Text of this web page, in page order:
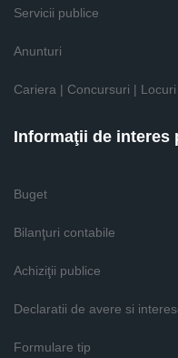
Servicii publice
Anunturi
Cariera | Concursuri |
Informaţii de interes
Buget
Bilanţuri contabile
Achiziţii publice
Declaratii de avere si
Formulare tip